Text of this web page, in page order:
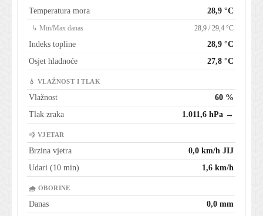
Temperatura mora 28,9 °C
↳ Min/Max danas 28,9 / 29,4 °C
Indeks topline
28,9 °C
Osjet hladnoće
27,8 °C
💧 VLAŽNOST I TLAK
Vlažnost
60 %
Tlak zraka
1.011,6 hPa →
💨 VJETAR
Brzina vjetra
0,0 km/h JIJ
Udari (10 min)
1,6 km/h
🌧 OBORINE
Danas
0,0 mm